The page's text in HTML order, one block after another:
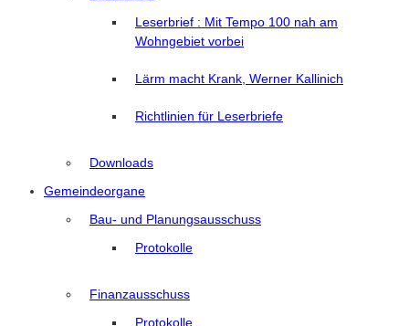
Leserbrief : Mit Tempo 100 nah am
Wohngebiet vorbei
Lärm macht Krank, Werner Kallinich
Richtlinien für Leserbriefe
Downloads
Gemeindeorgane
Bau- und Planungsausschuss
Protokolle
Finanzausschuss
Protokolle